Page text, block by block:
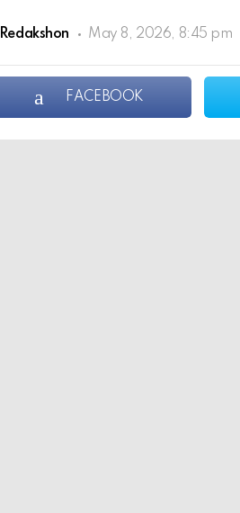
Redakshon May 8, 2026, 8:45 pm
FACEBOOK